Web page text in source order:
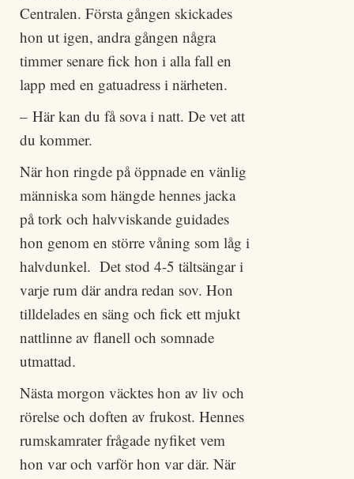
Centralen. Första gången skickades
hon ut igen, andra gången några
timmer senare fick hon i alla fall en
lapp med en gatuadress i närheten.
– Här kan du få sova i natt. De vet att
du kommer.
När hon ringde på öppnade en vänlig
människa som hängde hennes jacka
på tork och halvviskande guidades
hon genom en större våning som låg i
halvdunkel. Det stod 4-5 tältsängar i
varje rum där andra redan sov. Hon
tilldelades en säng och fick ett mjukt
nattlinne av flanell och somnade
utmattad.
Nästa morgon väcktes hon av liv och
rörelse och doften av frukost. Hennes
rumskamrater frågade nyfiket vem
hon var och varför hon var där. När